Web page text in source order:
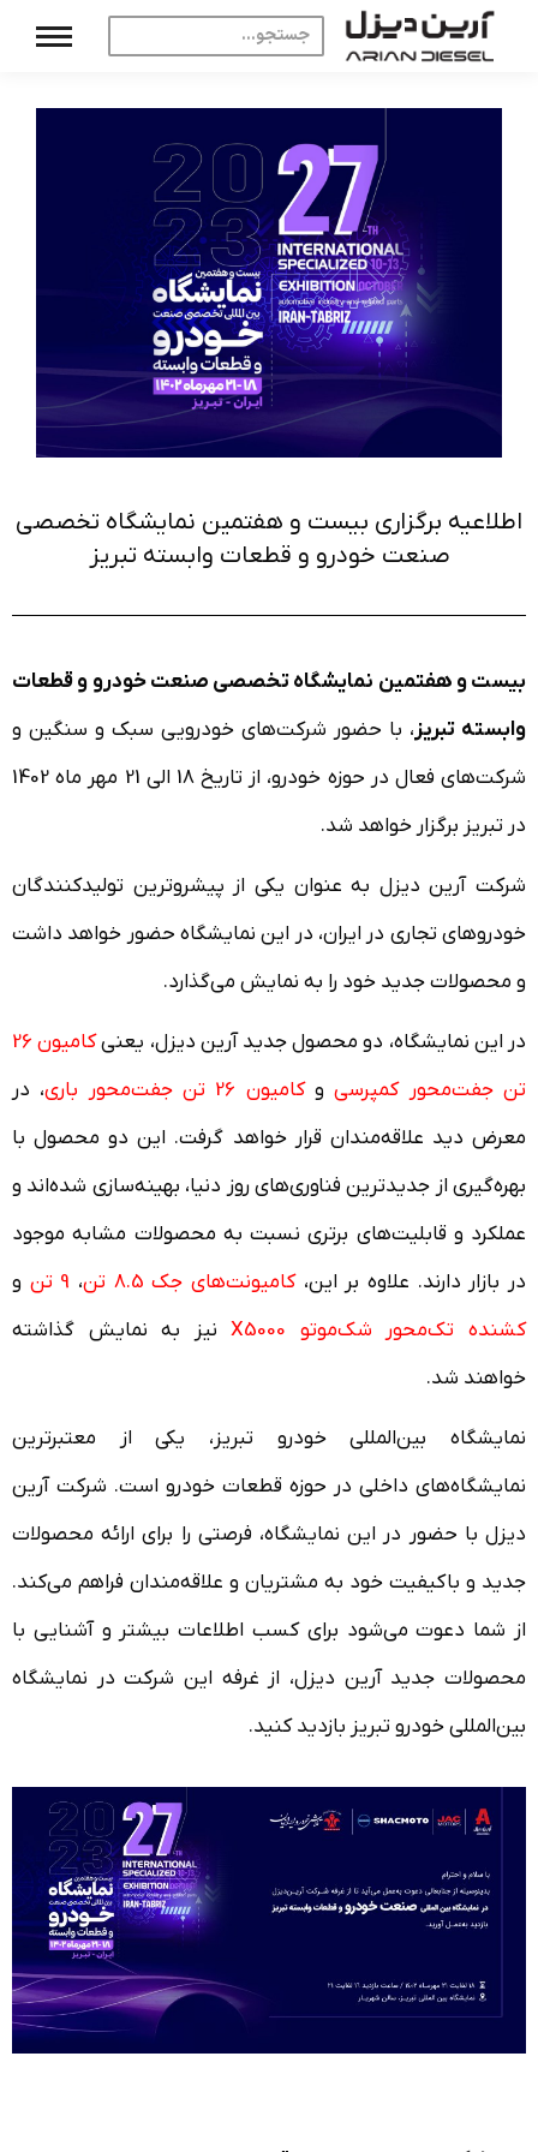
اطلاعیه برگزاری بیست و هفتمین نمایشگاه تخصصی
صنعت خودرو و قطعات وابسته تبریز
بیست و هفتمین نمایشگاه تخصصی صنعت خودرو و قطعات
وابسته تبریز، با حضور شرکت‌های خودرویی سبک و سنگین و
شرکت‌های فعال در حوزه خودرو، از تاریخ 18 الی 21 مهر ماه 1402
در تبریز برگزار خواهد شد.
شرکت آرین دیزل به عنوان یکی از پیشروترین تولیدکنندگان
خودروهای تجاری در ایران، در این نمایشگاه حضور خواهد داشت
و محصولات جدید خود را به نمایش می‌گذارد.
در این نمایشگاه، دو محصول جدید آرین دیزل، یعنی
کامیون 26
تن جفت‌محور کمپرسیوکامیون 26 تن جفت‌محور باری، در
معرض دید علاقه‌مندان قرار خواهد گرفت. این دو محصول با
بهره‌گیری از جدیدترین فناوری‌های روز دنیا، بهینه‌سازی شده‌اند و
عملکرد و قابلیت‌های برتری نسبت به محصولات مشابه موجود
در بازار دارند. علاوه بر این،کامیونت‌های جک 8.5 تن ، 9 تن
و
کشنده تک‌محور شک‌موتو X5000
نیز به نمایش گذاشته
خواهند شد.
نمایشگاه بین‌المللی خودرو تبریز، یکی از معتبرترین
نمایشگاه‌های داخلی در حوزه قطعات خودرو است. شرکت آرین
دیزل با حضور در این نمایشگاه، فرصتی را برای ارائه محصولات
جدید و باکیفیت خود به مشتریان و علاقه‌مندان فراهم می‌کند.
از شما دعوت می‌شود برای کسب اطلاعات بیشتر و آشنایی با
محصولات جدید آرین دیزل، از غرفه این شرکت در نمایشگاه
بین‌المللی خودرو تبریز بازدید کنید.